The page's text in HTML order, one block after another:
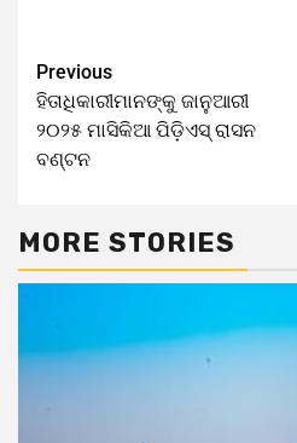
Previous
ହିତାଧିକାରୀମାନଙ୍କୁ ଜାନୁଆରୀ
୨୦୨୫ ମାସିକିଆ ପିଡ଼ିଏସ୍‌ ରାସନ
ବଣ୍ଟନ
MORE STORIES